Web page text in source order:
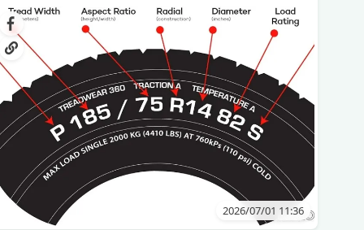
(ბორტზე) დატანილი. ამ მარკირების წაკითხვის
ცოდნა დაგეხმარებათ, ზუსტად შეარჩიოთ
თქვენი ავტომობილისთვის იდეალური მოდელი
და თავიდან აიცილოთ არასწორი ან ვადაგასული
პროდუქტის შეძენა.
2026/07/01 11:36